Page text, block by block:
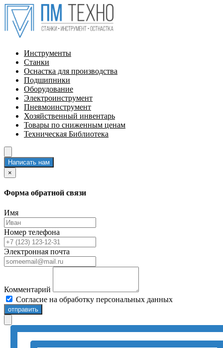
Инструменты
Станки
Оснастка для производства
Подшипники
Оборудование
Электроинструмент
Пневмоинструмент
Хозяйственный инвентарь
Товары по сниженным ценам
Техническая Библиотека
Написать нам
×
Форма обратной связи
Имя
Номер телефона
Электронная почта
Комментарий
Согласие на обработку персональных данных
отправить